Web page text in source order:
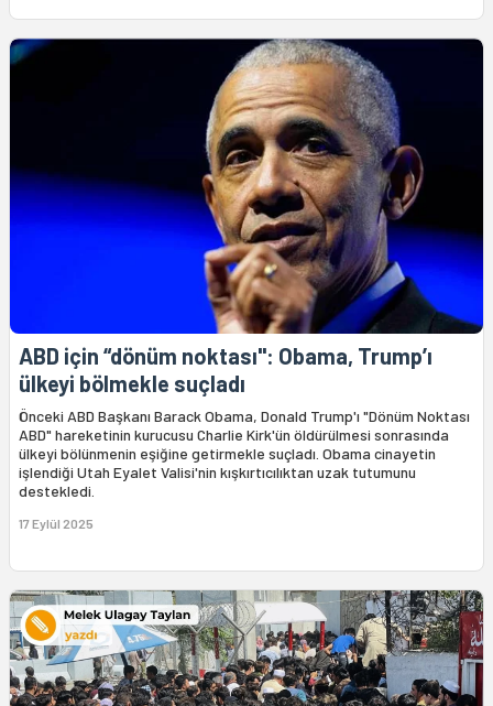
ABD için “dönüm noktası": Obama, Trump’ı
ülkeyi bölmekle suçladı
Önceki ABD Başkanı Barack Obama, Donald Trump'ı "Dönüm Noktası
ABD" hareketinin kurucusu Charlie Kirk'ün öldürülmesi sonrasında
ülkeyi bölünmenin eşiğine getirmekle suçladı. Obama cinayetin
işlendiği Utah Eyalet Valisi'nin kışkırtıcılıktan uzak tutumunu
destekledi.
17 Eylül 2025